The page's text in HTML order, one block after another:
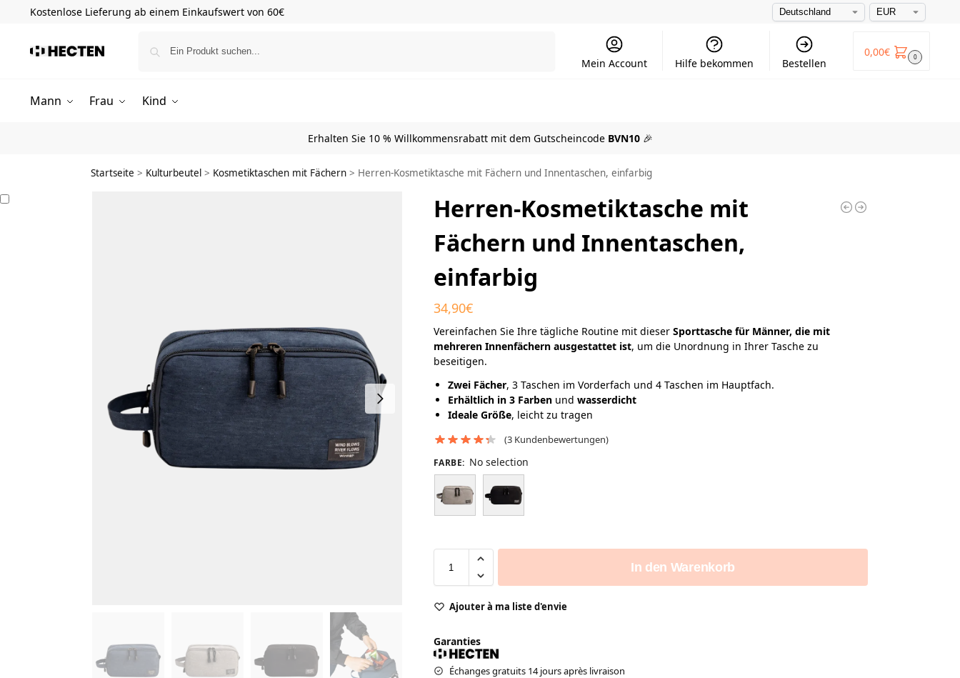
Kostenlose Lieferung ab einem Einkaufswert von 60€
Mein Account Hilfe bekommen Bestellen
0,00€ 0
Mann Frau Kind
Erhalten Sie 10 % Willkommensrabatt mit dem Gutscheincode BVN10🎉
Startseite > Kulturbeutel > Kosmetiktaschen mit Fächern > Herren-Kosmetiktasche mit Fächern und Innentaschen, einfarbig
Herren-Kosmetiktasche mit
Fächern und Innentaschen,
einfarbig
34,90€
Vereinfachen Sie Ihre tägliche Routine mit dieser Sporttasche für Männer, die mit
mehreren Innenfächern ausgestattet ist, um die Unordnung in Ihrer Tasche zu
beseitigen.
Zwei Fächer, 3 Taschen im Vorderfach und 4 Taschen im Hauptfach.
Erhältlich in 3 Farbenund wasserdicht
Ideale Größe, leicht zu tragen
(3 Kundenbewertungen)
FARBE: No selection
In den Warenkorb
Ajouter à ma liste d'envie
Garanties
Échanges gratuits 14 jours après livraison